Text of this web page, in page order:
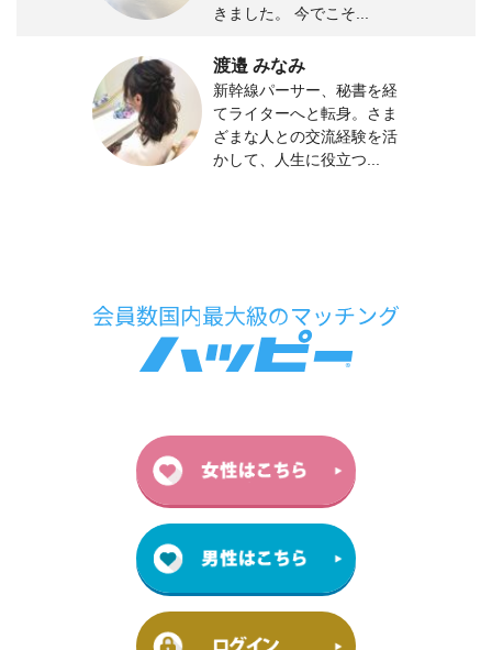
きました。 今でこそ...
渡邉 みなみ
新幹線パーサー、秘書を経
てライターへと転身。さま
ざまな人との交流経験を活
かして、人生に役立つ...